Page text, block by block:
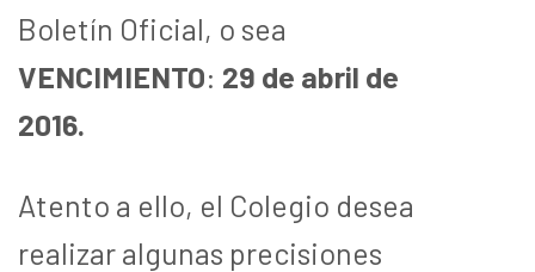
Boletín Oficial, o sea
VENCIMIENTO: 29 de abril de
2016.
Atento a ello, el Colegio desea
realizar algunas precisiones